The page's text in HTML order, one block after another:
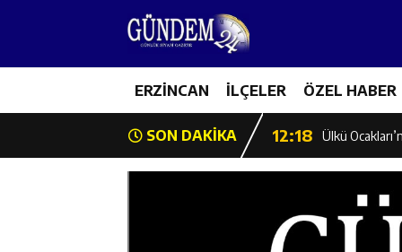
ERZİNCAN İLÇELER ÖZEL HABER
SON DAKİKA
12:19 Umre Ödüllü
12:18 Ülkü
12:16 Vali